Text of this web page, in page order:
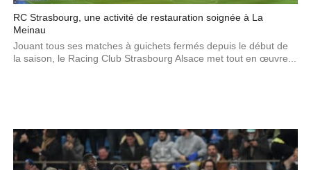
RC Strasbourg, une activité de restauration soignée à La
Meinau
Jouant tous ses matches à guichets fermés depuis le début de
la saison, le Racing Club Strasbourg Alsace met tout en œuvre...